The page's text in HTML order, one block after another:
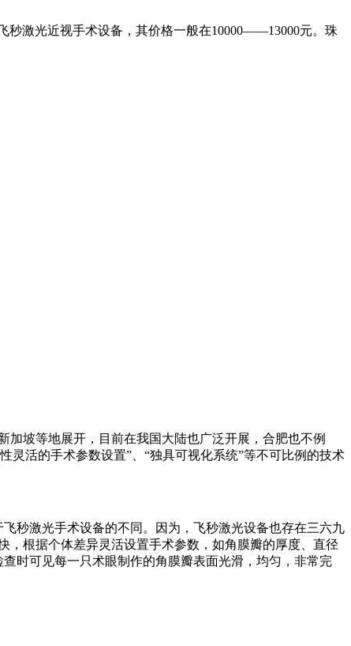
秒激光近视手术设备，其价格一般在10000——13000元。珠
坡等地展开，目前在我国大陆也广泛开展，合肥也不例
灵活的手术参数设置”、“独具可视化系统”等不可比例的技术
秒激光手术设备的不同。因为，飞秒激光设备也存在三六九
，根据个体差异灵活设置手术参数，如角膜瓣的厚度、直径
时可见每一只术眼制作的角膜瓣表面光滑，均匀，非常完